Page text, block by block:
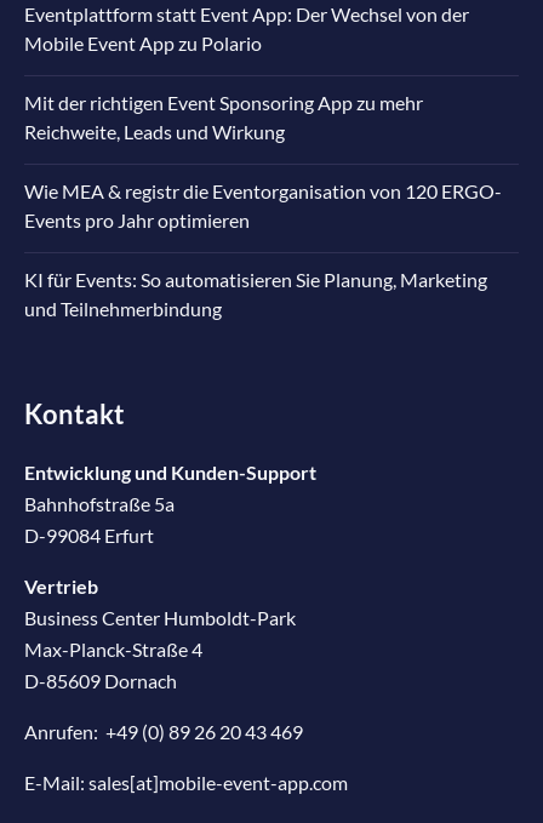
Eventplattform statt Event App: Der Wechsel von der
Mobile Event App zu Polario
Mit der richtigen Event Sponsoring App zu mehr
Reichweite, Leads und Wirkung
Wie MEA & registr die Eventorganisation von 120 ERGO-
Events pro Jahr optimieren
KI für Events: So automatisieren Sie Planung, Marketing
und Teilnehmerbindung
Kontakt
Entwicklung und Kunden-Support
Bahnhofstraße 5a
D-99084 Erfurt
Vertrieb
Business Center Humboldt-Park
Max-Planck-Straße 4
D-85609 Dornach
Anrufen: +49 (0) 89 26 20 43 469
E-Mail: sales[at]mobile-event-app.com